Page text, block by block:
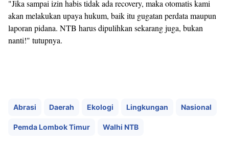
"Jika sampai izin habis tidak ada recovery, maka otomatis kami
akan melakukan upaya hukum, baik itu gugatan perdata maupun
laporan pidana. NTB harus dipulihkan sekarang juga, bukan
nanti!" tutupnya.
Abrasi Daerah Ekologi Lingkungan Nasional
Pemda Lombok Timur Walhi NTB